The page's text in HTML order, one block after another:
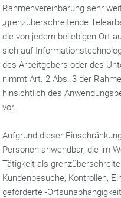
Rahmenvereinbarung sehr
„grenzüberschreitende
die von jedem beliebigen Ort
sich auf
des Arbeitgebers oder des
nimmt Art. 2 Abs. 3 der
hinsichtlich des
vor.
Aufgrund dieser
Personen anwendbar, die im
Tätigkeit als
Kundenbesuche, Kontrollen,
geforderte -